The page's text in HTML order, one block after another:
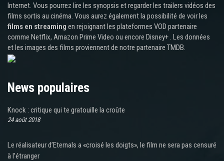
Internet. Vous pourrez lire les synopsis et regarder les trailers vidéos des
films sortis au cinéma. Vous aurez également la possibilité de voir les
films en streaming en rejoignant les plateformes VOD partenaire
comme Netflix, Amazon Prime Video ou encore Disney+ . Les données
et les images des films proviennent de notre partenaire TMDB.
News populaires
Knock : critique qui te gratouille la croûte
24 août 2018
Le réalisateur d’Eternals a «croisé les doigts», le film ne sera pas censuré
à l’étranger